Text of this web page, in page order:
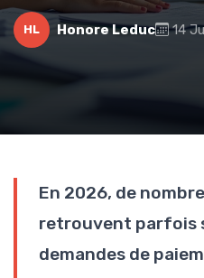
HL Honore Leduc 14
En 2026, de
retrouvent parfois
demandes de